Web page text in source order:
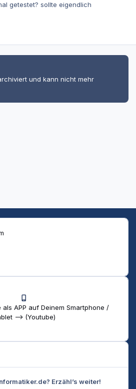
getestet? sollte eigendlich
und kann nicht mehr
APP auf Deinem Smartphone /
--> (Youtube)
Erzähl’s weiter!